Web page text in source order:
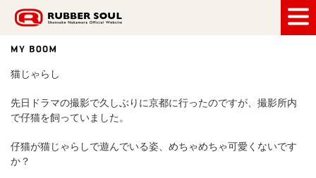
猫じゃらし
先日ドラマの撮影で久しぶりに京都に行ったのですが、撮影所内
で仔猫を飼っていました。
仔猫が猫じゃらしで遊んでいる姿、めちゃめちゃ可愛くないです
か？